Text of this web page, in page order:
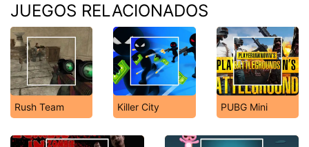
JUEGOS RELACIONADOS
Rush Team Killer City PUBG Mini